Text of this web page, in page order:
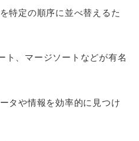
特定の順序に並べ替えるた
ト、マージソートなどが有名
タや情報を効率的に見つけ